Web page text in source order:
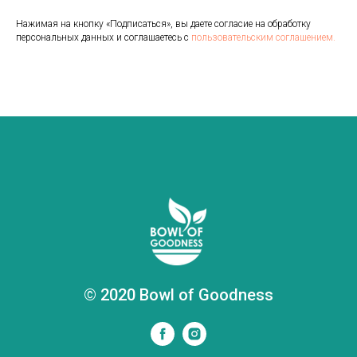
Нажимая на кнопку «Подписаться», вы даете согласие на обработку
персональных данных и соглашаетесь с пользовательским соглашением.
© 2020 Bowl of Goodness